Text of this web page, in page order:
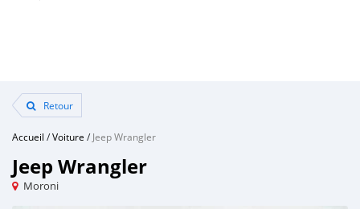
Retour
Accueil /Voiture /Jeep Wrangler
Jeep Wrangler
Moroni